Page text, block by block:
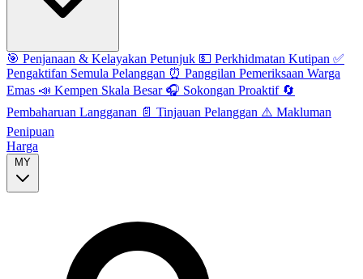
🎯 Penjanaan & Kelayakan Petunjuk 💵 Perkhidmatan Kutipan ✅
Pengaktifan Semula Pelanggan ⏰ Panggilan Pemeriksaan Warga
Emas 📣 Kempen Skala Besar 🎧 Sokongan Proaktif 🔄
Pembaharuan Langganan 📄 Tinjauan Pelanggan ⚠️ Makluman
Penipuan
Harga
MY